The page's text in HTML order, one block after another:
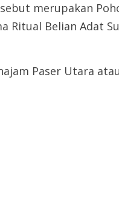
merupakan
Ritual Belian Adat
Paser Utara